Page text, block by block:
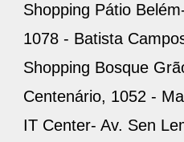
Shopping Pátio
1078 - Batista
Shopping Bosque
Centenário, 1052 -
IT Center- Av. Sen